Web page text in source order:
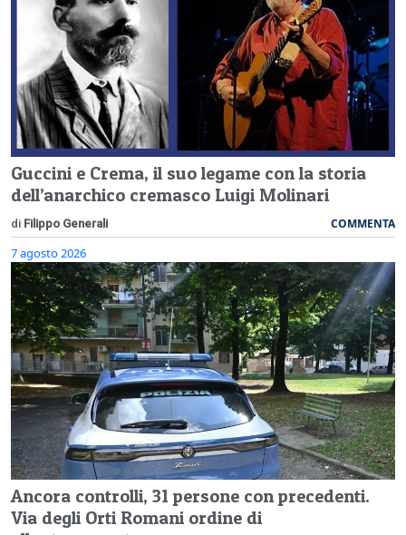
Guccini e Crema, il suo legame con la storia
dell’anarchico cremasco Luigi Molinari
di Filippo Generali COMMENTA
7 agosto 2026
Ancora controlli, 31 persone con precedenti.
Via degli Orti Romani ordine di